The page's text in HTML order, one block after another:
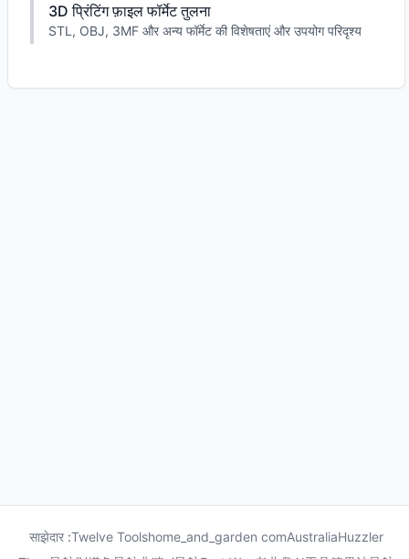
3D प्रिंटिंग फ़ाइल फॉर्मेट तुलना
STL, OBJ, 3MF और अन्य फॉर्मेट की विशेषताएं और उपयोग परिदृश्य
साझेदार :Twelve Toolshome_and_garden comAustraliaHuzzler